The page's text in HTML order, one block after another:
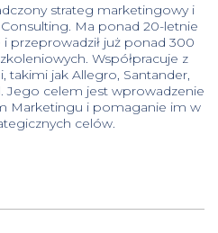
strateg marketingowy i
Ma ponad 20-letnie
przeprowadził już ponad 300
Współpracuje z
jak Allegro, Santander,
Jego celem jest wprowadzenie
Marketingu i pomaganie im w
celów.